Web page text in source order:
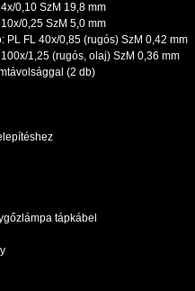
0,10 SzM 19,8 mm
0,25 SzM 5,0 mm
PL FL 40x/0,85 (rugós) SzM 0,42 mm
1,25 (rugós, olaj) SzM 0,36 mm
(2 db)
tápkábel